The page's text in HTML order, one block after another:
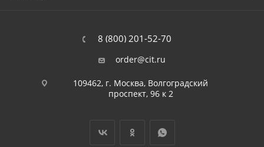
8 (800) 201-52-70
order@cit.ru
109462, г. Москва, Волгоградский
проспект, 96 к 2